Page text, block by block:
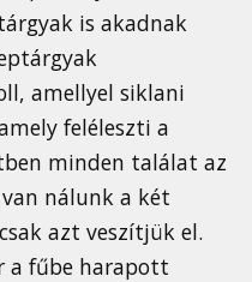
is akadnak
amellyel siklani
feléleszti a
minden találat az
nálunk a két
azt veszítjük el.
a fűbe harapott